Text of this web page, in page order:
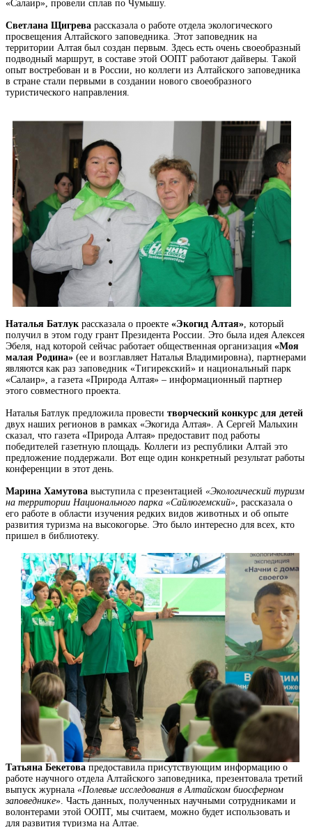
«Салаир», провели сплав по Чумышу.
Светлана Щигрева рассказала о работе отдела экологического
просвещения Алтайского заповедника. Этот заповедник на
территории Алтая был создан первым. Здесь есть очень своеобразный
подводный маршрут, в составе этой ООПТ работают дайверы. Такой
опыт востребован и в России, но коллеги из Алтайского заповедника
в стране стали первыми в создании нового своеобразного
туристического направления.
Наталья Батлук рассказала о проекте «Экогид Алтая» , который
получил в этом году грант Президента России. Это была идея Алексея
Эбеля, над которой сейчас работает общественная организация «Моя
малая Родина» (ее и возглавляет Наталья Владимировна), партнерами
являются как раз заповедник «Тигирекский» и национальный парк
«Салаир», а газета «Природа Алтая» – информационный партнер
этого совместного проекта.
Наталья Батлук предложила провести творческий конкурс для детей
двух наших регионов в рамках «Экогида Алтая». А Сергей Малыхин
сказал, что газета «Природа Алтая» предоставит под работы
победителей газетную площадь. Коллеги из республики Алтай это
предложение поддержали. Вот еще один конкретный результат работы
конференции в этот день.
Марина Хамутова выступила с презентацией «Экологический туризм
на территории Национального парка «Сайлюгемский» , рассказала о
его работе в области изучения редких видов животных и об опыте
развития туризма на высокогорье. Это было интересно для всех, кто
пришел в библиотеку.
Татьяна Бекетова предоставила присутствующим информацию о
работе научного отдела Алтайского заповедника, презентовала третий
выпуск журнала «Полевые исследования в Алтайском биосферном
заповеднике». Часть данных, полученных научными сотрудниками и
волонтерами этой ООПТ, мы считаем, можно будет использовать и
для развития туризма на Алтае.